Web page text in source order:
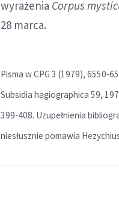
wyrażenia Corpus
28 marca.
Pisma w CPG 3 (1979), 6550-
Subsidia hagiographica 59,
399-408. Uzupełnienia
niesłusznie pomawia